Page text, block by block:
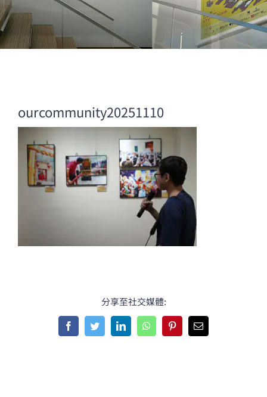
ourcommunity20251110
分享至社交媒體:
FacebookTwitterLinkedInWhatsAppPinterestEmail